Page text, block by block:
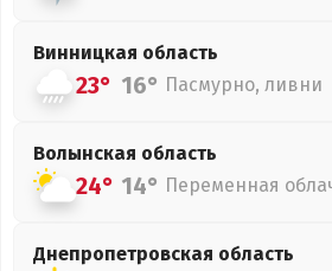
Винницкая область
23° 16° Пасмурно, ливни
Волынская область
24° 14° Переменная
Днепропетровская область